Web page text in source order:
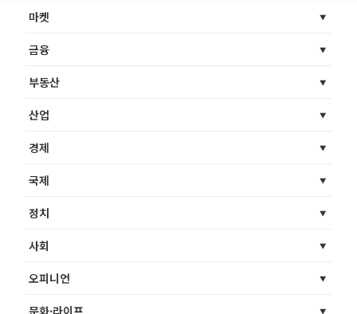
마켓
금융
부동산
산업
경제
국제
정치
사회
오피니언
문화·라이프